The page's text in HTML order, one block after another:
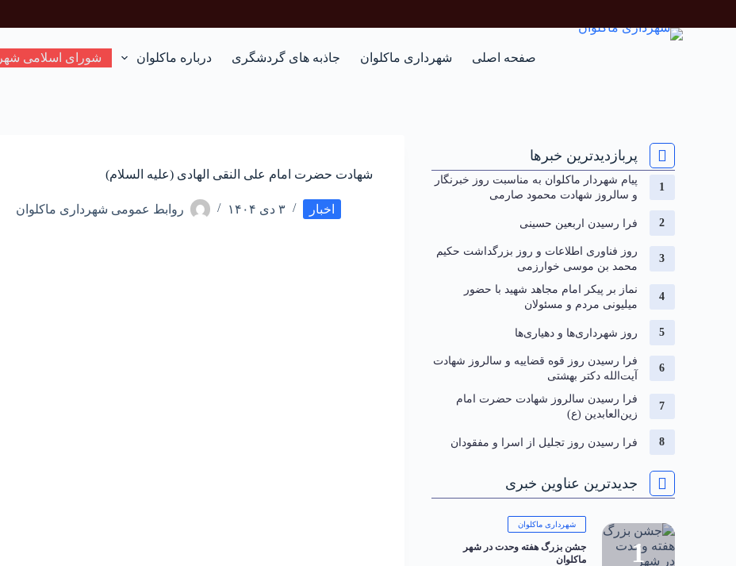
صفحه اصلی شهرداری ماکلوان جاذبه های گردشگری درباره ماکلوان شورای اسلامی شهر
شهادت حضرت امام علی النقی الهادی (علیه السلام)
اخبار ۳ دی ۱۴۰۴ روابط عمومی شهرداری ماکلوان
پربازدیدترین خبرها
پیام شهردار ماکلوان به مناسبت روز خبرنگار
و سالروز شهادت محمود صارمی
فرا رسیدن اربعین حسینی
روز فناوری اطلاعات و روز بزرگداشت حکیم
محمد بن موسی خوارزمی
نماز بر پیکر امام مجاهد شهید با حضور
میلیونی مردم و مسئولان
روز شهرداری‌ها و دهیاری‌ها
فرا رسیدن روز قوه قضاییه و سالروز شهادت
آیت‌الله دکتر بهشتی
فرا رسیدن سالروز شهادت حضرت امام
زین‌العابدین (ع)
فرا رسیدن روز تجلیل از اسرا و مفقودان
جدیدترین عناوین خبری
شهرداری ماکلوان
جشن بزرگ هفته وحدت در شهر
ماکلوان